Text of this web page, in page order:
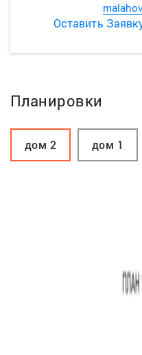
Оставить
Планировки
дом 2 дом 1